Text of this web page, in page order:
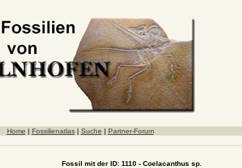
Home | Fossilienatlas| Suche | Partner-Forum
Fossil mit der ID: 1110 - Coelacanthus sp.